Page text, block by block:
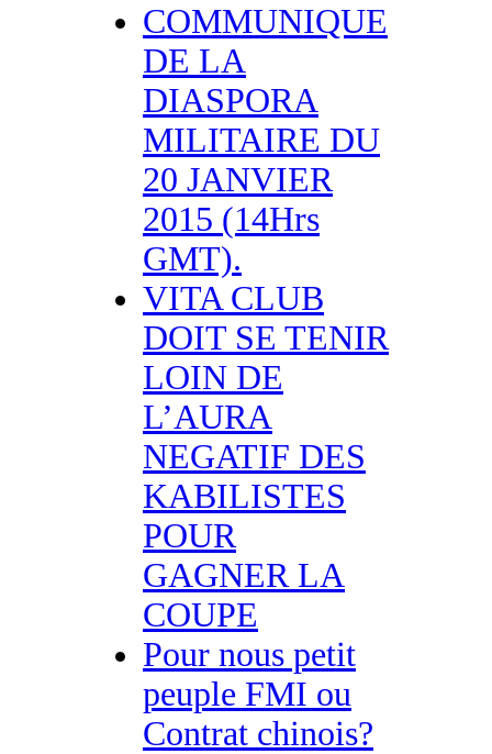
COMMUNIQUE
DE LA
DIASPORA
MILITAIRE DU
20 JANVIER
2015 (14Hrs
GMT).
VITA CLUB
DOIT SE TENIR
LOIN DE
L’AURA
NEGATIF DES
KABILISTES
POUR
GAGNER LA
COUPE
Pour nous petit
peuple FMI ou
Contrat chinois?